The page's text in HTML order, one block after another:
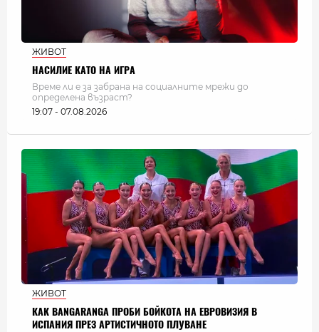
ЖИВОТ
НАСИЛИЕ КАТО НА ИГРА
Време ли е за забрана на социалните мрежи до
определена възраст?
19:07 - 07.08.2026
ЖИВОТ
КАК BANGARANGA ПРОБИ БОЙКОТА НА ЕВРОВИЗИЯ В
ИСПАНИЯ ПРЕЗ АРТИСТИЧНОТО ПЛУВАНЕ